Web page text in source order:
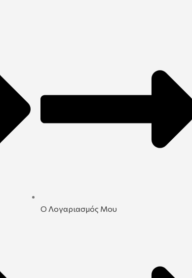
Ο Λογαριασμός Μου